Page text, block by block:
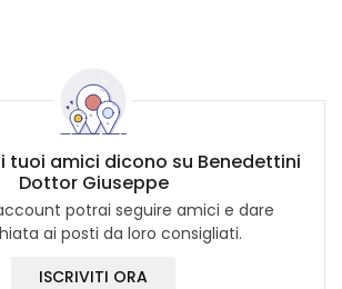
tuoi amici dicono su Benedettini
Dottor Giuseppe
potrai seguire amici e dare
ai posti da loro consigliati.
ISCRIVITI ORA